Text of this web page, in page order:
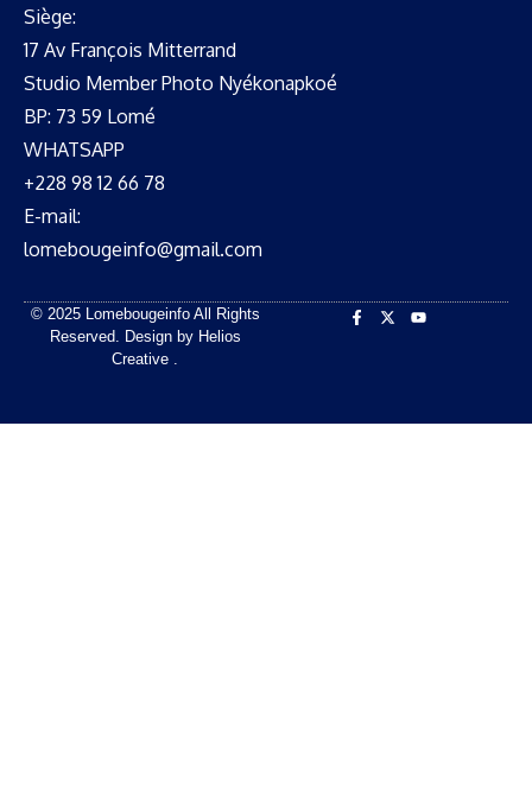
Siège:
17 Av François Mitterrand
Studio Member Photo Nyékonapkoé
BP: 73 59 Lomé
WHATSAPP ‪
+228 98 12 66 78
E-mail:
lomebougeinfo@gmail.com
© 2025 Lomebougeinfo All Rights
Reserved. Design by Helios
Creative .